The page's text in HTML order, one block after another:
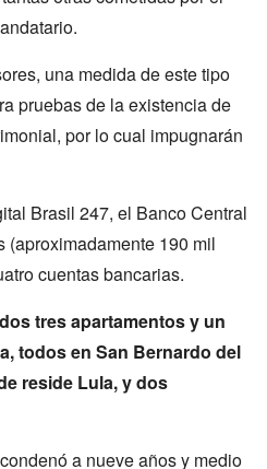
una medida de este tipo
pruebas de la existencia de
por lo cual impugnarán
Brasil 247, el Banco Central
190 mil
cuentas bancarias.
tres apartamentos y un
todos en San Bernardo del
reside Lula, y dos
a nueve años y medio